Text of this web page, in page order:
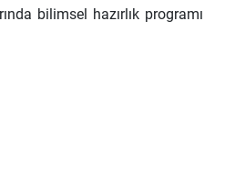
bilimsel hazırlık programı